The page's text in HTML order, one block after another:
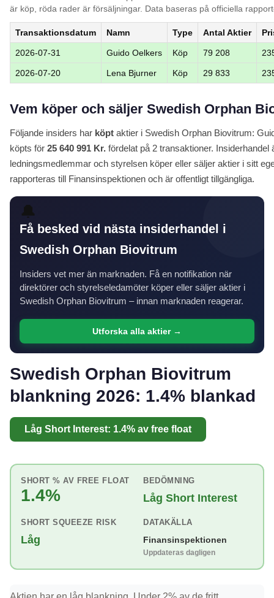
är köp, röda rader är försäljningar. Data baseras på officiella
Transaktionsdatum Namn Type Antal Aktier
2026-07-31 Guido Oelkers Köp 79 208
2026-07-20 Lena Bjurner Köp 29 833
Vem köper och säljer Swedish Orphan
Följande insiders har köpt aktier i Swedish Orphan Biovitrum:
köpts för 25 640 991 Kr. fördelat på 2 transaktioner. Insiderhandel
ledningsmedlemmar och styrelsen köper eller säljer aktier i sitt
rapporteras till Finansinspektionen och är offentligt tillgängliga.
🔔
Få besked vid nästa insiderhandel i
Swedish Orphan Biovitrum
Insiders vet mer än marknaden. Få en notifikation när
direktörer och styrelseledamöter köper eller säljer aktier i
Swedish Orphan Biovitrum – innan marknaden reagerar.
Utforska alla aktier →
Swedish Orphan Biovitrum
blankning 2026: 1.4% blankad
Låg Short Interest: 1.4% av free float
SHORT % AV FREE FLOAT
1.4%
BEDÖMNING
Låg Short Interest
SHORT SQUEEZE RISK
Låg
DATAKÄLLA
Finansinspektionen
Uppdateras dagligen